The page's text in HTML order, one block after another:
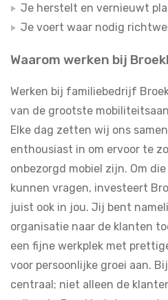
Je herstelt en vernieuwt
Je voert waar nodig
Waarom werken bij
Werken bij familiebedrijf
van de grootste
Elke dag zetten wij ons
enthousiast in om ervoor te
onbezorgd mobiel zijn. Om
kunnen vragen, investeert
juist ook in jou. Jij bent
organisatie naar de klanten
een fijne werkplek met
voor persoonlijke groei aan.
centraal; niet alleen de